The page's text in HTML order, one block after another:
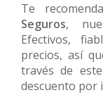
Te
Seguros,
Efectivos,
precios, así
través de este
descuento por